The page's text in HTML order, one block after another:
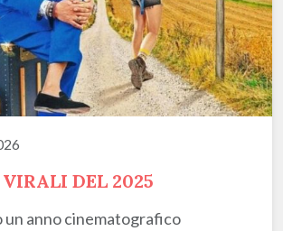
DEL 2025
un anno cinematografico